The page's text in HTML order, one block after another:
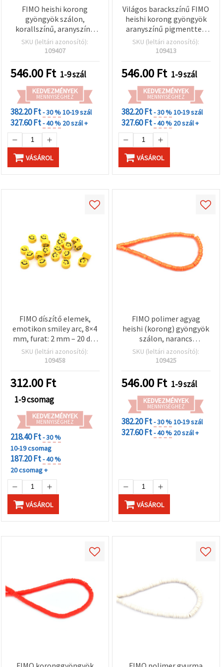
FIMO heishi korong
gyöngyök szálon,
korallszínű, aranyszínű
pigmenttel, 6x1 mm,
furat: 2 mm, kb. 350 db
SKU (leltári azonosító):
109407
546.00 Ft 1-9 szál
KEDVEZMÉNYEK
MENNYISÉGHEZ
382.20 Ft- 30 %10-19 szál
327.60 Ft- 40 % 20 szál +
VÁSÁROL
Világos barackszínű FIMO
heishi korong gyöngyök
aranyszínű pigmenttel,
6x1 mm, furat: 2 mm –
ékszerkészítéshez,
kézműves projektekhez,
kb. 350 db
SKU (leltári azonosító):
109413
546.00 Ft 1-9 szál
KEDVEZMÉNYEK
MENNYISÉGHEZ
382.20 Ft- 30 %10-19 szál
327.60 Ft- 40 % 20 szál +
VÁSÁROL
FIMO díszítő elemek,
emotikon smiley arc, 8×4
mm, furat: 2 mm – 20 db,
vegyes
SKU (leltári azonosító):
109458
312.00 Ft
1-9 csomag
KEDVEZMÉNYEK
MENNYISÉGHEZ
218.40 Ft- 30 %
10-19 csomag
187.20 Ft- 40 %
20 csomag +
VÁSÁROL
FIMO polimer agyag
heishi (korong) gyöngyök
szálon, narancs
aranyszínű pigmenttel,
6x1 mm, furat: 2 mm, kb.
SKU (leltári azonosító):
109425
546.00 Ft 1-9 szál
KEDVEZMÉNYEK
MENNYISÉGHEZ
382.20 Ft- 30 %10-19 szál
327.60 Ft- 40 % 20 szál +
VÁSÁROL